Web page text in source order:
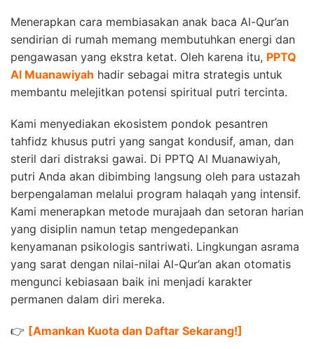
Menerapkan cara membiasakan anak baca Al-Qur’an
sendirian di rumah memang membutuhkan energi dan
pengawasan yang ekstra ketat. Oleh karena itu, PPTQ
Al Muanawiyah hadir sebagai mitra strategis untuk
membantu melejitkan potensi spiritual putri tercinta.
Kami menyediakan ekosistem pondok pesantren
tahfidz khusus putri yang sangat kondusif, aman, dan
steril dari distraksi gawai. Di PPTQ Al Muanawiyah,
putri Anda akan dibimbing langsung oleh para ustazah
berpengalaman melalui program halaqah yang intensif.
Kami menerapkan metode murajaah dan setoran harian
yang disiplin namun tetap mengedepankan
kenyamanan psikologis santriwati. Lingkungan asrama
yang sarat dengan nilai-nilai Al-Qur’an akan otomatis
mengunci kebiasaan baik ini menjadi karakter
permanen dalam diri mereka.
👉 [Amankan Kuota dan Daftar Sekarang!]